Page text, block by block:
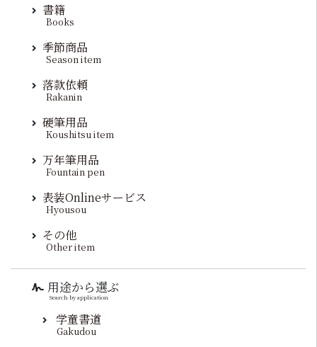
書籍
Books
季節商品
Season item
落款依頼
Rakanin
硬筆用品
Koushitsu item
万年筆用品
Fountain pen
表装Onlineサービス
Hyousou
その他
Other item
用途から選ぶ
Search by application
学童書道
Gakudou